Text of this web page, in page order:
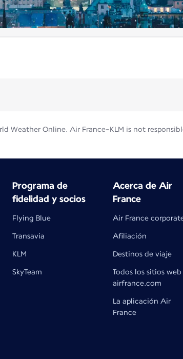
Weather Online. Air France-KLM is not
Programa de
fidelidad y socios
Flying Blue
Transavia
KLM
SkyTeam
Acerca de Air
France
Air France
Afiliación
Destinos de viaje
Todos los sitios web
airfrance.com
La aplicación Air
France